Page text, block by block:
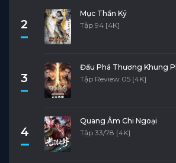
2
Mục Thần Ký
Tập 94 [4K]
3
Đấu Phá Thương Khung
Tập Review 05 [4K]
4
Quang Âm Chi Ngoại
Tập 33/78 [4K]